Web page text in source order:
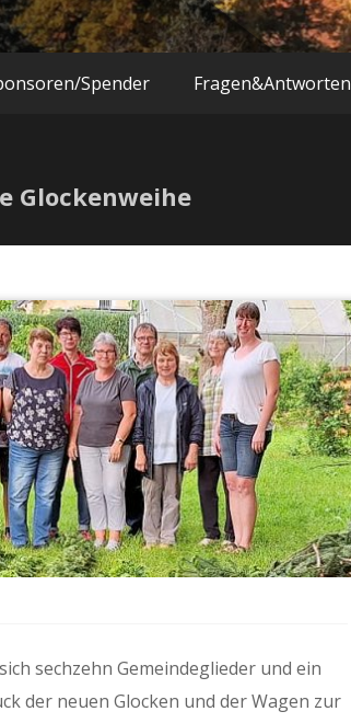
Spender Fragen&Antworten
Glockenweihe
sechzehn Gemeindeglieder und ein
der neuen Glocken und der Wagen zur